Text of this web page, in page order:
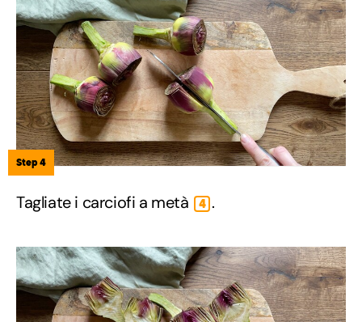
Step 4
Tagliate i carciofi a metà 4 .